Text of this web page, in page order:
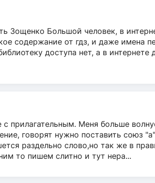
Зощенко Большой человек, в
содержание от гдз, и даже имена
доступа нет, а в интернете
с прилагательным. Меня больше
говорят нужно поставить союз
раздельно слово,но так же в
то пишем слитно и тут нера...